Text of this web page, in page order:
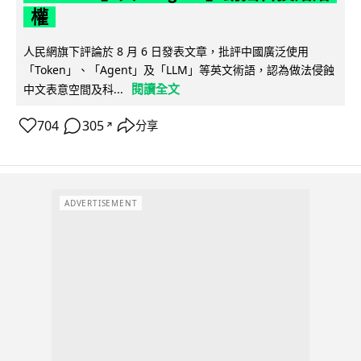
權
人民網旗下評論於 8 月 6 日發表文章，批評中國廣泛使用
「Token」、「Agent」及「LLM」等英文術語，認為做法侵蝕
中文表意空間及科...
閱讀全文
704 305 ↗ 分享
ADVERTISEMENT